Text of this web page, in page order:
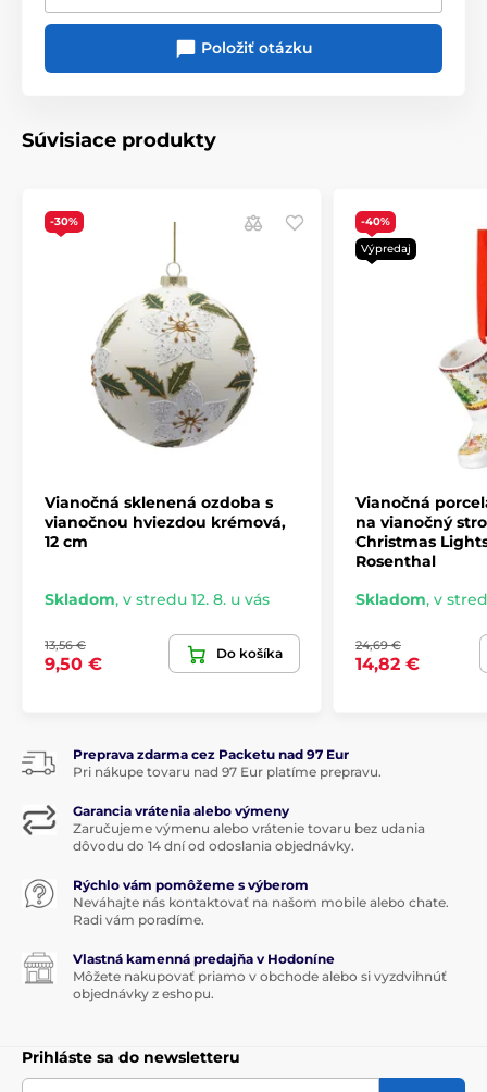
Položiť otázku
Súvisiace produkty
-30%
Vianočná sklenená ozdoba s
vianočnou hviezdou krémová,
12 cm
Skladom, v stredu 12. 8. u vás
13,56 €
9,50 €
Do košíka
-40%
Výpredaj
Vianočná
na vianočný
Christmas
Rosenthal
Skladom, v
24,69 €
14,82 €
Preprava zdarma cez Packetu nad 97 Eur
Pri nákupe tovaru nad 97 Eur platíme prepravu.
Garancia vrátenia alebo výmeny
Zaručujeme výmenu alebo vrátenie tovaru bez udania
dôvodu do 14 dní od odoslania objednávky.
Rýchlo vám pomôžeme s výberom
Neváhajte nás kontaktovať na našom mobile alebo chate.
Radi vám poradíme.
Vlastná kamenná predajňa v Hodoníne
Môžete nakupovať priamo v obchode alebo si vyzdvihnúť
objednávky z eshopu.
Prihláste sa do newsletteru